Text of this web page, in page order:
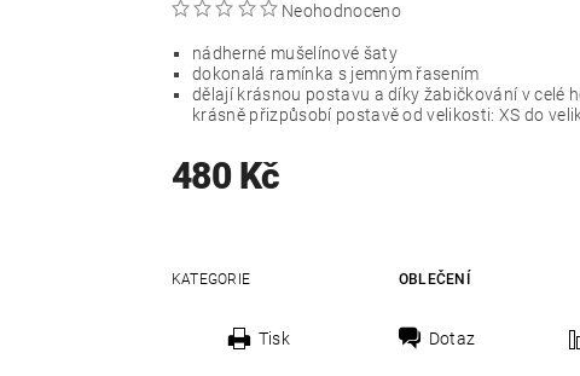
Neohodnoceno
nádherné mušelínové šaty
dokonalá ramínka s jemným řasením
dělají krásnou postavu a díky žabičkování v celé
krásně přizpůsobí postavě od velikosti: XS do
480 Kč
KATEGORIE OBLEČENÍ
Tisk Dotaz